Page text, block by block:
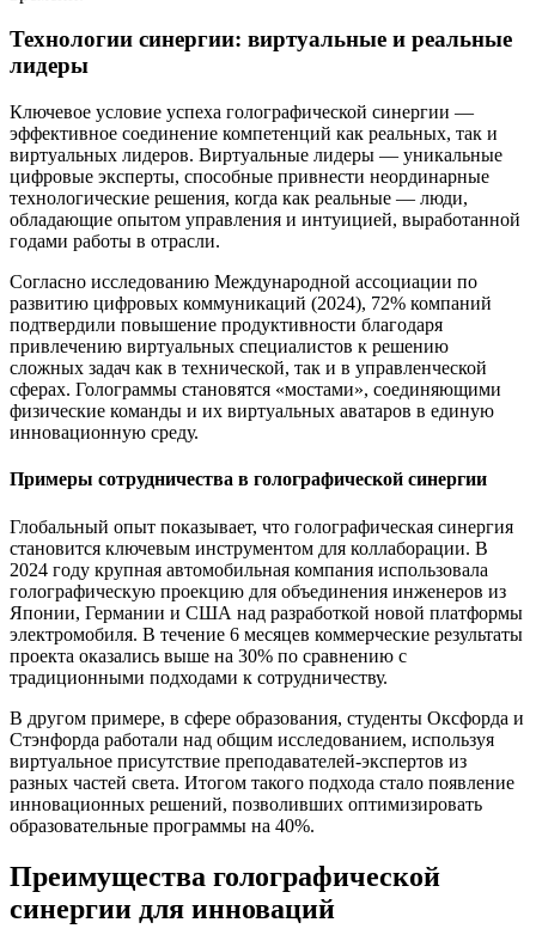
Технологии синергии: виртуальные и реальные
лидеры
Ключевое условие успеха голографической синергии —
эффективное соединение компетенций как реальных, так и
виртуальных лидеров. Виртуальные лидеры — уникальные
цифровые эксперты, способные привнести неординарные
технологические решения, когда как реальные — люди,
обладающие опытом управления и интуицией, выработанной
годами работы в отрасли.
Согласно исследованию Международной ассоциации по
развитию цифровых коммуникаций (2024), 72% компаний
подтвердили повышение продуктивности благодаря
привлечению виртуальных специалистов к решению
сложных задач как в технической, так и в управленческой
сферах. Голограммы становятся «мостами», соединяющими
физические команды и их виртуальных аватаров в единую
инновационную среду.
Примеры сотрудничества в голографической синергии
Глобальный опыт показывает, что голографическая синергия
становится ключевым инструментом для коллаборации. В
2024 году крупная автомобильная компания использовала
голографическую проекцию для объединения инженеров из
Японии, Германии и США над разработкой новой платформы
электромобиля. В течение 6 месяцев коммерческие результаты
проекта оказались выше на 30% по сравнению с
традиционными подходами к сотрудничеству.
В другом примере, в сфере образования, студенты Оксфорда и
Стэнфорда работали над общим исследованием, используя
виртуальное присутствие преподавателей-экспертов из
разных частей света. Итогом такого подхода стало появление
инновационных решений, позволивших оптимизировать
образовательные программы на 40%.
Преимущества голографической
синергии для инноваций